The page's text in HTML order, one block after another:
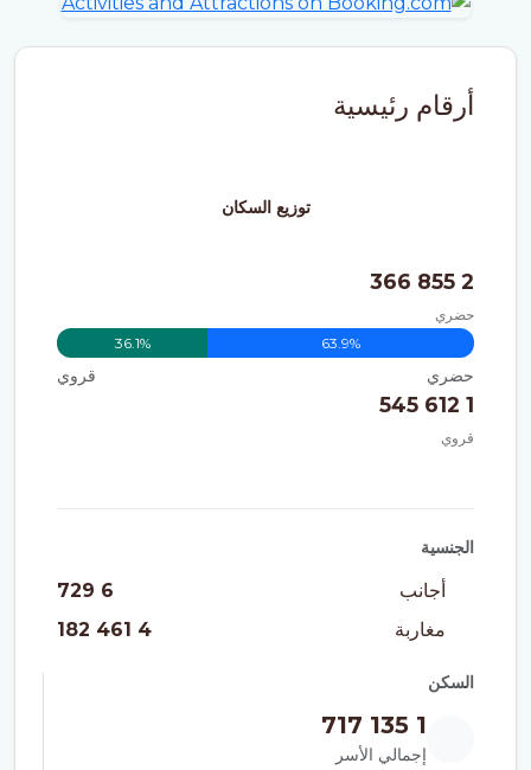
أرقام رئيسية
توزيع السكان
2 855 366
حضري
63.9%
36.1%
حضري قروي
1 612 545
قروي
الجنسية
أجانب
6 729
مغاربة
4 461 182
السكن
1 135 717
إجمالي الأسر